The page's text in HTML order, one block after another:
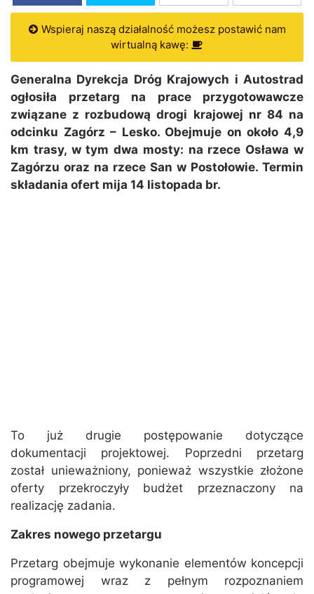
Wspieraj naszą działalność możesz postawić nam
wirtualną kawę:
Generalna Dyrekcja Dróg Krajowych i Autostrad
ogłosiła przetarg na prace przygotowawcze
związane z rozbudową drogi krajowej nr 84 na
odcinku Zagórz – Lesko. Obejmuje on około 4,9
km trasy, w tym dwa mosty: na rzece Osława w
Zagórzu oraz na rzece San w Postołowie. Termin
składania ofert mija 14 listopada br.
To już drugie postępowanie dotyczące
dokumentacji projektowej. Poprzedni przetarg
został unieważniony, ponieważ wszystkie złożone
oferty przekroczyły budżet przeznaczony na
realizację zadania.
Zakres nowego przetargu
Przetarg obejmuje wykonanie elementów koncepcji
programowej wraz z pełnym rozpoznaniem